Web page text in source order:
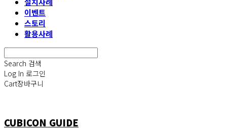
이벤트
스토리
활용사례
Search 검색
Log In 로그인
Cart장바구니
CUBICON GUIDE